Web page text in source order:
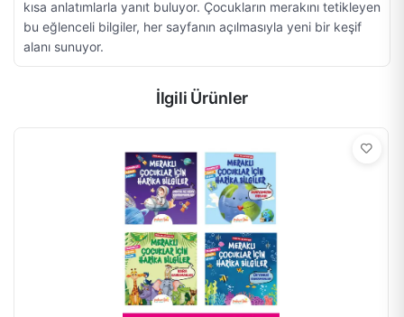
kısa anlatımlarla yanıt buluyor. Çocukların merakını tetikleyen
bu eğlenceli bilgiler, her sayfanın açılmasıyla yeni bir keşif
alanı sunuyor.
İlgili Ürünler